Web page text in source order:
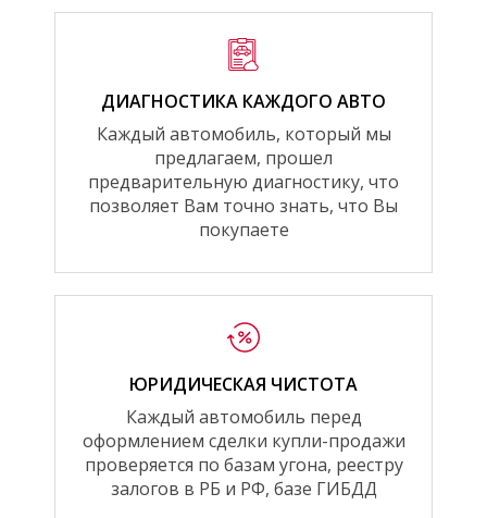
ДИАГНОСТИКА КАЖДОГО АВТО
Каждый автомобиль, который мы
предлагаем, прошел
предварительную диагностику, что
позволяет Вам точно знать, что Вы
покупаете
ЮРИДИЧЕСКАЯ ЧИСТОТА
Каждый автомобиль перед
оформлением сделки купли-продажи
проверяется по базам угона, реестру
залогов в РБ и РФ, базе ГИБДД